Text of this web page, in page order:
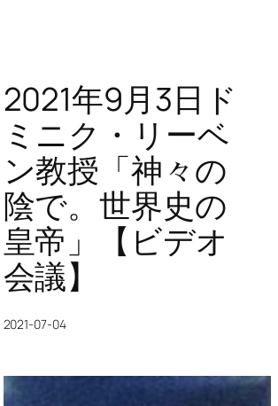
2021年9月3日ド
ミニク・リーベ
ン教授「神々の
陰で。世界史の
皇帝」【ビデオ
会議】
2021-07-04